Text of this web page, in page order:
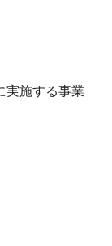
実施する事業